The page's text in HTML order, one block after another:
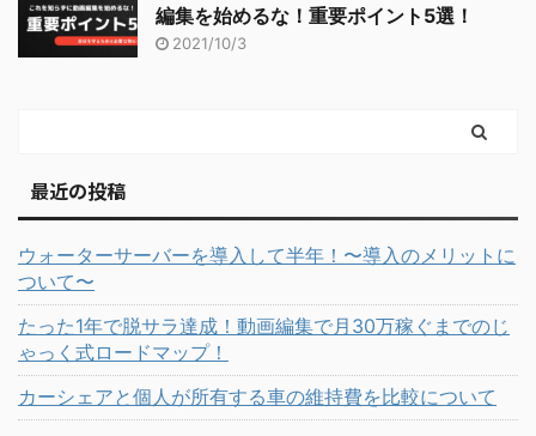
編集を始めるな！重要ポイント5選！
2021/10/3
最近の投稿
ウォーターサーバーを導入して半年！〜導入のメリットに
ついて〜
たった1年で脱サラ達成！動画編集で月30万稼ぐまでのじ
ゃっく式ロードマップ！
カーシェアと個人が所有する車の維持費を比較について